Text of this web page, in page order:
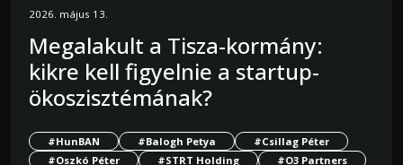
2026. május 13.
Megalakult a Tisza-kormány:
kikre kell figyelnie a startup-
ökoszisztémának?
#HunBAN #Balogh Petya
#Csillag Péter
#Oszkó Péter
#STRT Holding
#O3 Partners